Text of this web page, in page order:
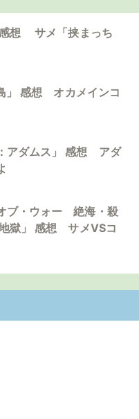
感想 サメ「挟まっち
」 感想 オカメインコ
アダムス」 感想 アダ
ブ・ウォー 絶海・殺
獄」 感想 サメVSコ